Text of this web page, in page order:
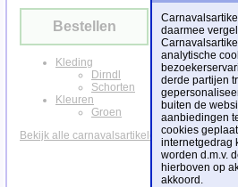
Bestellen
Kleding
Dirndl
Schorten
Kleuren
Groen
Bekijk alle carnavalsartikelen
daarmee
analytische
derde partijen
buiten de
aanbiedingen
cookies
internetgedrag
worden d.m.v.
hierboven op
akkoord.